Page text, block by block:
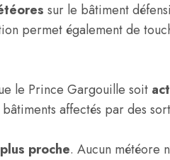
sur le bâtiment
permet également de
le Prince Gargouille soit
affectés par des
proche. Aucun météore